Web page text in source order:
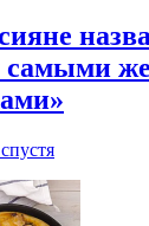
самыми